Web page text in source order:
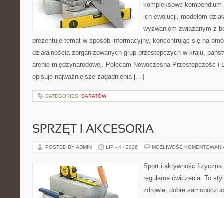
kompleksowe
ich ewolucji, modelom
wyzwaniom związanym z
prezentuje temat w sposób informacyjny, koncentrując się na
działalnością zorganizowanych grup przestępczych w kraju,
arenie międzynarodowej. Polecam Nowoczesna Przestępczość i
opisuje najważniejsze zagadnienia […]
CATEGORIES: SARATÓW
SPRZĘT I AKCESORIA
POSTED BY ADMIN LIP - 4 - 2026 MOŻLIWOŚĆ
Sport i aktywność
regularne ćwiczenia. To
zdrowie, dobre